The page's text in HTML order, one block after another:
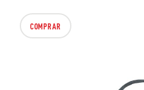
COMPRAR